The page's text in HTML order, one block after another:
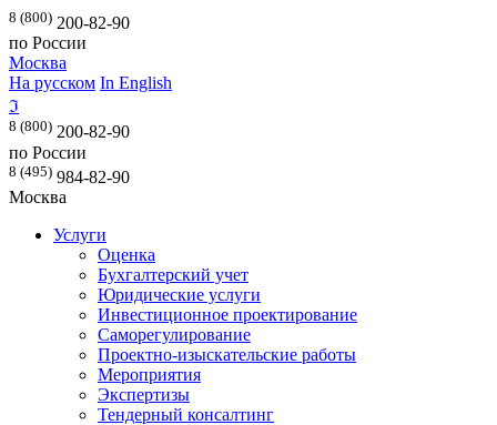
8 (800) 200-82-90
по России
Москва
На русском In English
ℑ
8 (800) 200-82-90
по России
8 (495) 984-82-90
Москва
Услуги
Оценка
Бухгалтерский учет
Юридические услуги
Инвестиционное проектирование
Саморегулирование
Проектно-изыскательские работы
Мероприятия
Экспертизы
Тендерный консалтинг